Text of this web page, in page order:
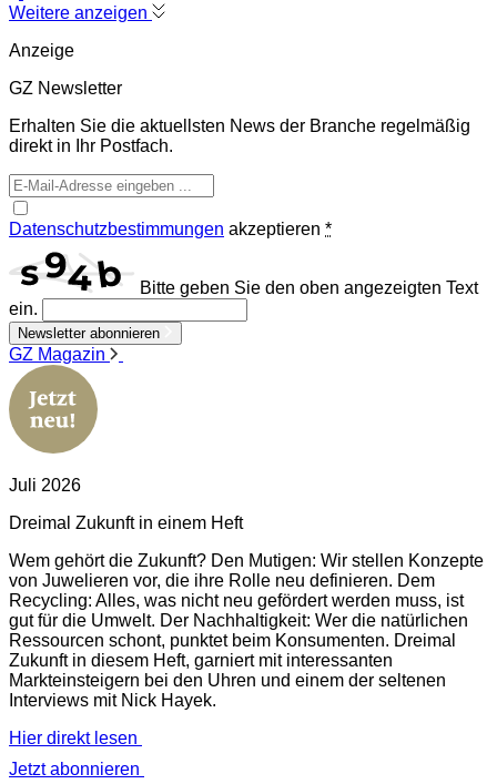
Weitere anzeigen
Anzeige
GZ Newsletter
Erhalten Sie die aktuellsten News der Branche regelmäßig
direkt in Ihr Postfach.
Datenschutzbestimmungen akzeptieren *
Bitte geben Sie den oben angezeigten Text
ein.
Newsletter abonnieren
GZ Magazin
Juli 2026
Dreimal Zukunft in einem Heft
Wem gehört die Zukunft? Den Mutigen: Wir stellen Konzepte
von Juwelieren vor, die ihre Rolle neu definieren. Dem
Recycling: Alles, was nicht neu gefördert werden muss, ist
gut für die Umwelt. Der Nachhaltigkeit: Wer die natürlichen
Ressourcen schont, punktet beim Konsumenten. Dreimal
Zukunft in diesem Heft, garniert mit interessanten
Markteinsteigern bei den Uhren und einem der seltenen
Interviews mit Nick Hayek.
Hier direkt lesen
Jetzt abonnieren